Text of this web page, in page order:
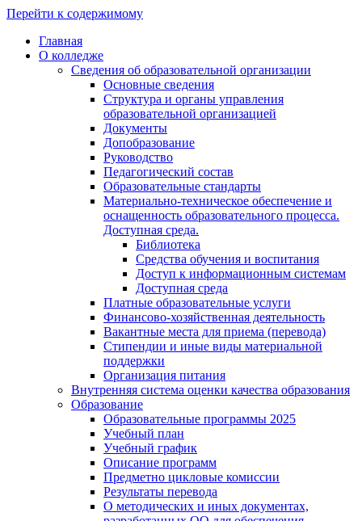
Перейти к содержимому
Главная
О колледже
Сведения об образовательной организации
Основные сведения
Структура и органы управления
образовательной организацией
Документы
Допобразование
Руководство
Педагогический состав
Образовательные стандарты
Материально-техническое обеспечение и
оснащенность образовательного процесса.
Доступная среда.
Библиотека
Средства обучения и воспитания
Доступ к информационным системам
Доступная среда
Платные образовательные услуги
Финансово-хозяйственная деятельность
Вакантные места для приема (перевода)
Стипендии и иные виды материальной
поддержки
Организация питания
Внутренняя система оценки качества образования
Образование
Образовательные программы 2025
Учебный план
Учебный график
Описание программ
Предметно цикловые комиссии
Результаты перевода
О методических и иных документах,